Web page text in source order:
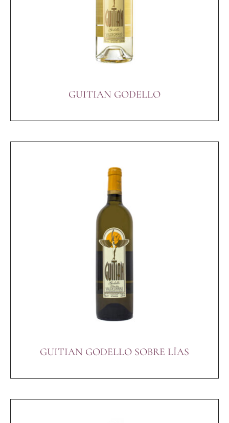
GUITIAN GODELLO
GUITIAN GODELLO SOBRE LÍAS